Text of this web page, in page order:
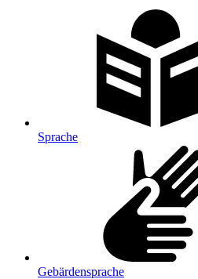
Sprache
Gebärdensprache